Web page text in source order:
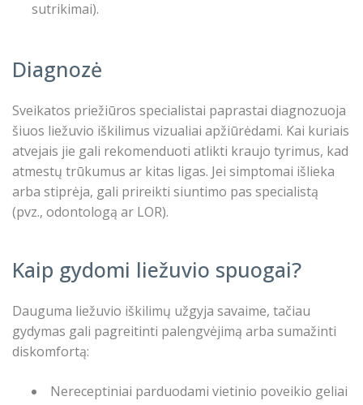
sutrikimai).
Diagnozė
Sveikatos priežiūros specialistai paprastai diagnozuoja
šiuos liežuvio iškilimus vizualiai apžiūrėdami. Kai kuriais
atvejais jie gali rekomenduoti atlikti kraujo tyrimus, kad
atmestų trūkumus ar kitas ligas. Jei simptomai išlieka
arba stiprėja, gali prireikti siuntimo pas specialistą
(pvz., odontologą ar LOR).
Kaip gydomi liežuvio spuogai?
Dauguma liežuvio iškilimų užgyja savaime, tačiau
gydymas gali pagreitinti palengvėjimą arba sumažinti
diskomfortą:
Nereceptiniai parduodami vietinio poveikio geliai